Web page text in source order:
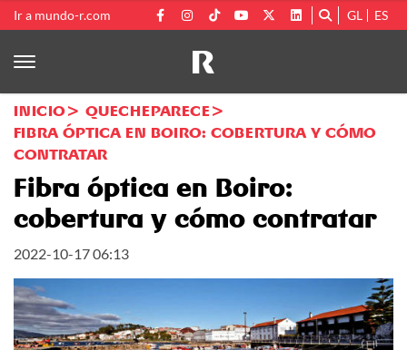
Ir a mundo-r.com GL ES
INICIO
QUECHEPARECE
FIBRA ÓPTICA EN BOIRO: COBERTURA Y CÓMO
CONTRATAR
Fibra óptica en Boiro:
cobertura y cómo contratar
2022-10-17 06:13